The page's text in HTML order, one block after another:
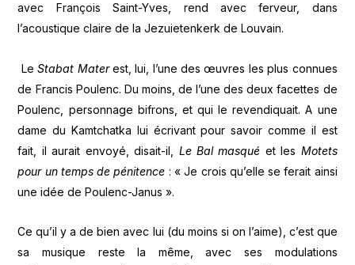
avec François Saint-Yves, rend avec ferveur, dans
l’acoustique claire de la Jezuietenkerk de Louvain.
LeStabat Materest, lui, l’une des œuvres les plus connues
de Francis Poulenc. Du moins, de l’une des deux facettes de
Poulenc, personnage bifrons, et qui le revendiquait. A une
dame du Kamtchatka lui écrivant pour savoir comme il est
fait, il aurait envoyé, disait-il, Le Bal masqué et les Motets
pour un temps de pénitence : « Je crois qu’elle se ferait ainsi
une idée de Poulenc-Janus ».
Ce qu’il y a de bien avec lui (du moins si on l’aime), c’est que
sa musique reste la même, avec ses modulations